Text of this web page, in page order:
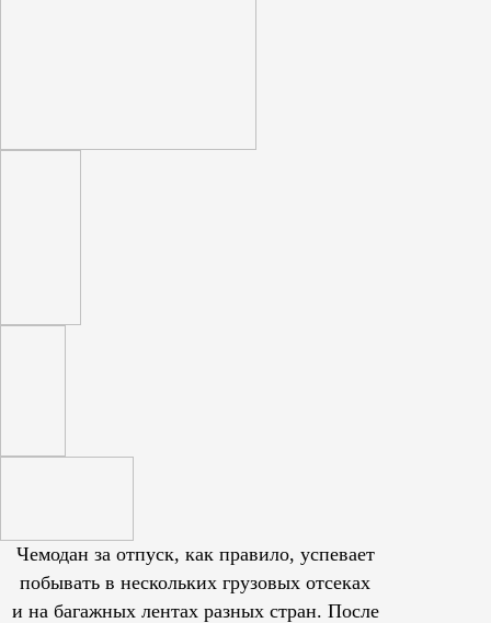
Чемодан за отпуск, как правило, успевает
побывать в нескольких грузовых отсеках
и на багажных лентах разных стран. После